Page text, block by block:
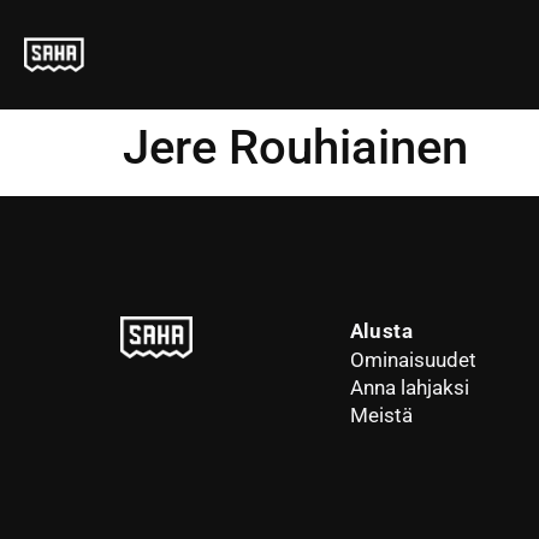
Jere Rouhiainen
Alusta
Ominaisuudet
Anna lahjaksi
Meistä